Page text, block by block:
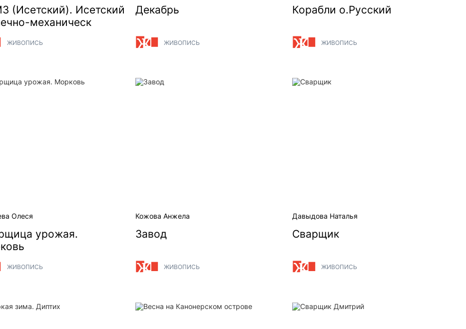
(Исетский). Исетский
механическ
ЖИВОПИСЬ
Декабрь
ЖИВОПИСЬ
Корабли о.Русский
ЖИВОПИСЬ
урожая. Морковь
Олеся
урожая.
ЖИВОПИСЬ
Завод
Кожова Анжела
Завод
ЖИВОПИСЬ
Сварщик
Давыдова Наталья
Сварщик
ЖИВОПИСЬ
зима. Диптих Весна на Канонерском острове Сварщик Дмитрий